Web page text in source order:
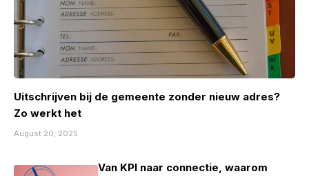
Uitschrijven bij de gemeente zonder nieuw adres?
Zo werkt het
August 20, 2025
Van KPI naar connectie, waarom